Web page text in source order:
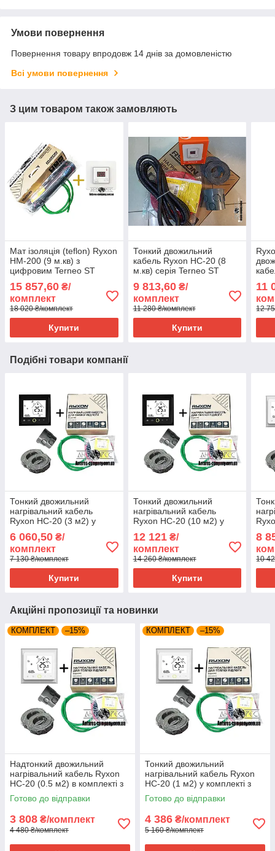
Умови повернення
Повернення товару впродовж 14 днів за домовленістю
Всі умови повернення
З цим товаром також замовляють
Мат ізоляція (teflon) Ryxon
HM-200 (9 м.кв) з
цифровим Terneo ST
15 857,60 ₴/
комплект
18 020 ₴/комплект
Купити
Тонкий двожильний
кабель Ryxon HC-20 (8
м.кв) серія Terneo ST
9 813,60₴/
комплект
11 280 ₴/комплект
Купити
11
12
Подібні товари компанії
Тонкий двожильний
нагрівальний кабель
Ryxon HC-20 (3 м2) у
комплекті з WI-FI
thermostat TWE02
6 060,50 ₴/
комплект
7 130 ₴/комплект
Купити
Тонкий двожильний
нагрівальний кабель
Ryxon HC-20 (10 м2) у
комплекті з WI-FI
thermostat TWE02
12 121₴/
комплект
14 260 ₴/комплект
Купити
8
10
Акційні пропозиції та новинки
КОМПЛЕКТ –15%
Надтонкий двожильний
нагрівальний кабель Ryxon
HC-20 (0.5 м2) в комплекті з
WI-FI thermostat TWE02
Готово до відправки
3 808 ₴/комплект
4 480 ₴/комплект
КОМПЛЕКТ –15%
Тонкий двожильний
нагрівальний кабель Ryxon
HC-20 (1 м2) у комплекті з
WI-FI thermostat
Готово до відправки
4 386 ₴/комплект
5 160 ₴/комплект